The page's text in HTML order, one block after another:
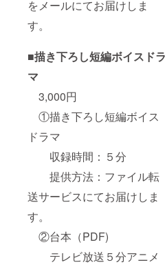
をメールにてお届けしま
す。
■描き下ろし短編ボイスドラ
マ
3,000円
①描き下ろし短編ボイス
ドラマ
収録時間：５分
提供方法：ファイル転
送サービスにてお届けしま
す。
②台本（PDF)
テレビ放送５分アニメ